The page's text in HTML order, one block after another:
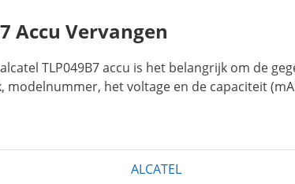
Accu Vervangen
TLP049B7 accu is het belangrijk om de
het voltage en de capaciteit
ALCATEL